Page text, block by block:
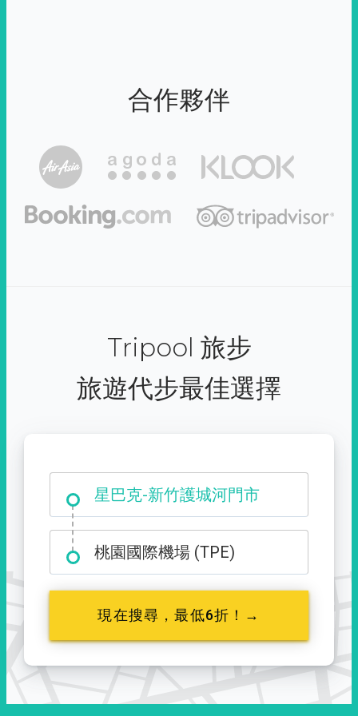
合作夥伴
Tripool 旅步
旅遊代步最佳選擇
星巴克-新竹護城河門市
大霸尖山登山口
桃園國際機場 (TPE)
現在搜尋，最低6折！→